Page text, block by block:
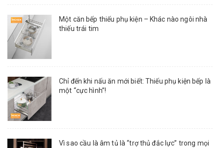
Một căn bếp thiếu phụ kiện – Khác nào ngôi nhà
thiếu trái tim
Chỉ đến khi nấu ăn mới biết: Thiếu phụ kiện bếp là
một “cực hình”!
Vì sao cầu là âm tủ là “trợ thủ đắc lực” trong mọi